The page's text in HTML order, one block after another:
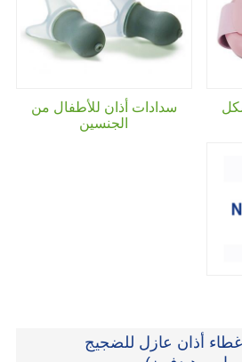
سدادات أذان للأطفال من
الجنسين
أذان عازل للضجيج